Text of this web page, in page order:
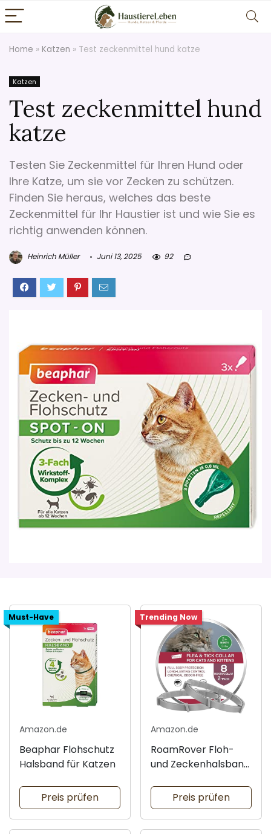
Home » Katzen » Test zeckenmittel hund katze
Katzen
Test zeckenmittel hund
katze
Testen Sie Zeckenmittel für Ihren Hund oder
Ihre Katze, um sie vor Zecken zu schützen.
Finden Sie heraus, welches das beste
Zeckenmittel für Ihr Haustier ist und wie Sie es
richtig anwenden können.
Heinrich Müller Juni 13, 2025 92
Must-Have
Amazon.de
Beaphar Flohschutz
Halsband für Katzen
Preis prüfen
Trending Now
Amazon.de
RoamRover Floh-
und Zeckenhalsband
Preis prüfen